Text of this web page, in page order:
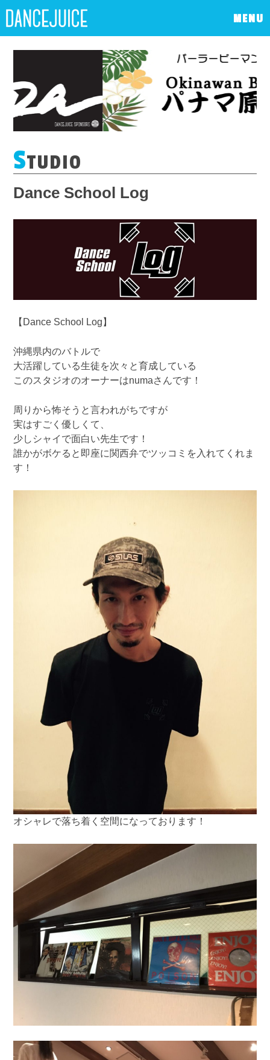
MENU
STUDIO
Dance School Log
【Dance School Log】
沖縄県内のバトルで
大活躍している生徒を次々と育成している
このスタジオのオーナーはnumaさんです！
周りから怖そうと言われがちですが
実はすごく優しくて、
少しシャイで面白い先生です！
誰かがボケると即座に関西弁でツッコミを入れてくれま
す！
オシャレで落ち着く空間になっております！